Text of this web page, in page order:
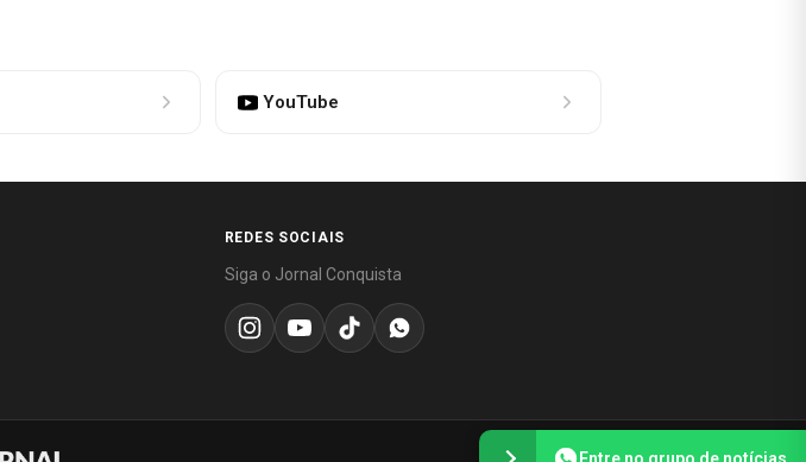
YouTube
REDES SOCIAIS
Siga o Jornal Conquista